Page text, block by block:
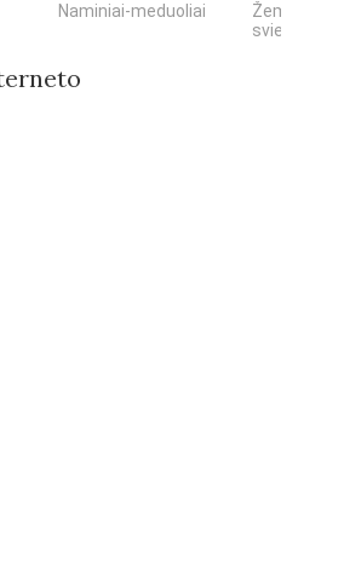
Naminiai-meduoliai
Žemės-
sviesto-